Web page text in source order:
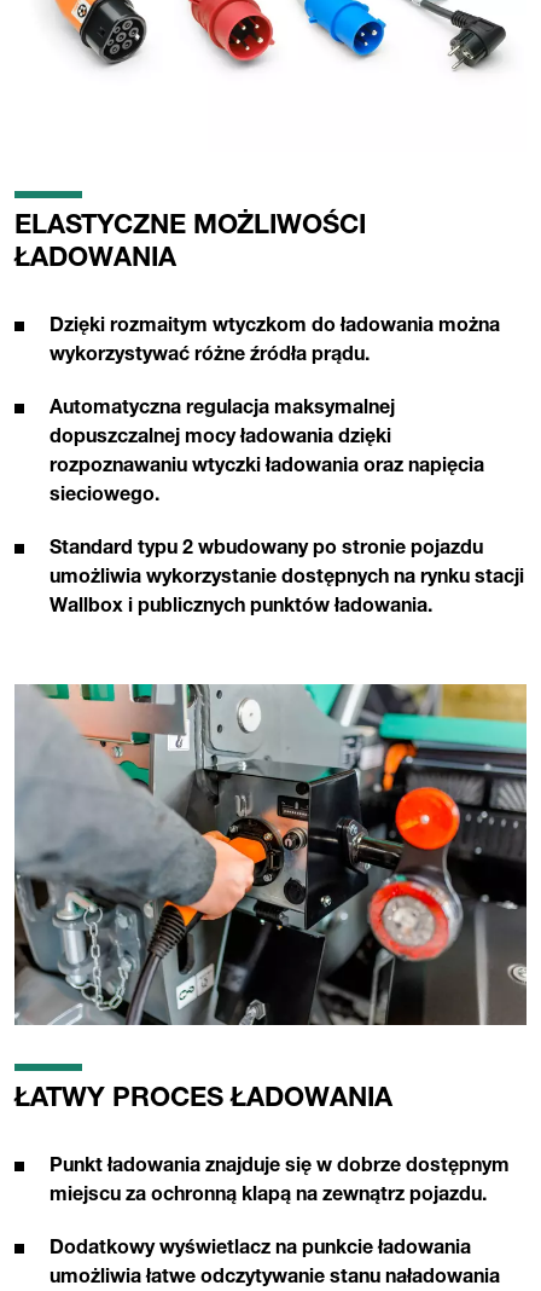
ELASTYCZNE MOŻLIWOŚCI
ŁADOWANIA
Dzięki rozmaitym wtyczkom do ładowania można
wykorzystywać różne źródła prądu.
Automatyczna regulacja maksymalnej
dopuszczalnej mocy ładowania dzięki
rozpoznawaniu wtyczki ładowania oraz napięcia
sieciowego.
Standard typu 2 wbudowany po stronie pojazdu
umożliwia wykorzystanie dostępnych na rynku stacji
Wallbox i publicznych punktów ładowania.
ŁATWY PROCES ŁADOWANIA
Punkt ładowania znajduje się w dobrze dostępnym
miejscu za ochronną klapą na zewnątrz pojazdu.
Dodatkowy wyświetlacz na punkcie ładowania
umożliwia łatwe odczytywanie stanu naładowania